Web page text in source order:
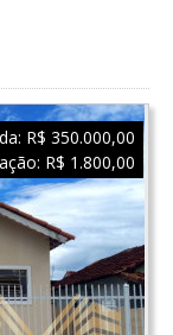
R$ 350.000,00
R$ 1.800,00